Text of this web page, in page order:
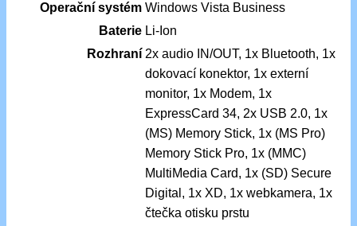
Operační systém Windows Vista Business
Baterie Li-Ion
Rozhraní 2x audio IN/OUT, 1x Bluetooth, 1x
dokovací konektor, 1x externí
monitor, 1x Modem, 1x
ExpressCard 34, 2x USB 2.0, 1x
(MS) Memory Stick, 1x (MS Pro)
Memory Stick Pro, 1x (MMC)
MultiMedia Card, 1x (SD) Secure
Digital, 1x XD, 1x webkamera, 1x
čtečka otisku prstu